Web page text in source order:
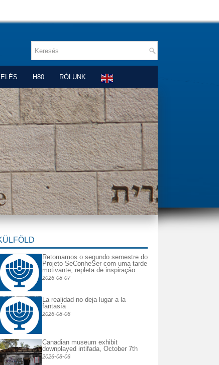
H80 RÓLUNK
Retomamos o segundo semestre do
Projeto SeConheSer com uma tarde
motivante, repleta de inspiração.
2026-08-07
La realidad no deja lugar a la
fantasía
2026-08-06
Canadian museum exhibit
downplayed intifada, October 7th
2026-08-06